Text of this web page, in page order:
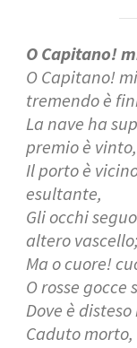
O Capitano!
O Capitano!
tremendo è
La nave ha
premio è vinto,
Il porto è
esultante,
Gli occhi
altero vascello;
Ma o cuore!
O rosse
Dove è
Caduto